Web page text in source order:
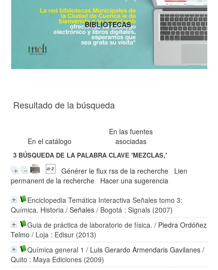
Resultado de la búsqueda
En el catálogo
En las fuentes
asociadas
3 BÚSQUEDA DE LA PALABRA CLAVE'MEZCLAS,'
Générer le flux rss de la recherche
Lien
permanent de la recherche
Hacer una sugerencia
Enciclopedia Temática Interactiva Señales tomo 3:
Química. Historia /Señales / Bogotá : Signals (2007)
Guia de práctica de laboratorio de física. / Piedra Ordóñez
Telmo / Loja : Edisur (2013)
Química general 1 / Luis Gerardo Armendaris Gavilanes /
Quito : Maya Ediciones (2009)
BIBLIOTECAS